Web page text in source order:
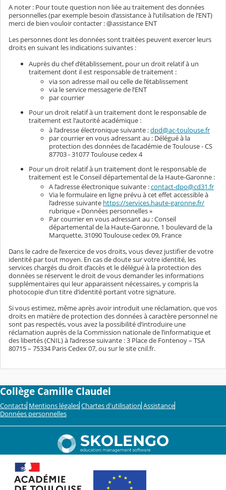
A noter : Pour toute question non liée au traitement des données
personnelles (par exemple besoin d’assistance à l’utilisation de l’ENT)
merci de bien vouloir contacter : @assistance ENT
Les personnes dont les données sont traitées peuvent exercer leurs
droits en suivant les indications suivantes :
Auprès du chef d’établissement, pour un droit relatif à un
traitement dont il est responsable de traitement :
via son adresse mail ou celle de l’établissement
via le service messagerie de l’ENT
par courrier
Pour un droit relatif à un traitement dont le responsable de
traitement est l'autorité académique :
à l’adresse électronique suivante :dpd@ac-toulouse.fr
par courrier en vous adressant au : Délégué à la
protection des données de l’académie de Toulouse - CS
87703 - 31077 Toulouse cedex 4
Pour un droit relatif à un traitement dont le responsable de
traitement est le Conseil départemental de la Haute-Garonne :
A l’adresse électronique suivante :contact-dpo@cd31.fr
Via le formulaire en ligne prévu à cet effet accessible à
l’adresse suivante https://services.haute-garonne.fr/
rubrique « Données personnelles »
Par courrier en vous adressant au : Conseil
départemental de la Haute-Garonne, 1 boulevard de la
Marquette, 31090 Toulouse cedex 09, France
Dans le cadre de l’exercice de vos droits, vous devez justifier de votre
identité par tout moyen. En cas de doute sur votre identité, les
services chargés du droit d’accès et le délégué à la protection des
données se réservent le droit de vous demander les informations
supplémentaires qui leur apparaissent nécessaires, y compris la
photocopie d’un titre d’identité portant votre signature.
Si vous estimez, même après avoir introduit une réclamation, que vos
droits en matière de protection des données à caractère personnel ne
sont pas respectés, vous avez la possibilité d’introduire une
réclamation auprès de la Commission nationale de l’informatique et
des libertés (CNIL) à l’adresse suivante : 3 Place de Fontenoy – TSA
80715 – 75334 Paris Cedex 07, ou sur le site cnil.fr.
Collège Camille Claudel
Contacts Mentions légales Chartes d'utilisation Assistance
Données personnelles